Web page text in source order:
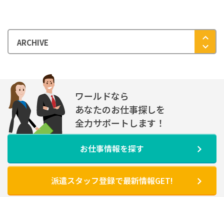
ワールドなら
あなたのお仕事探しを
全力サポートします！
お仕事情報を探す
派遣スタッフ登録で最新情報GET!